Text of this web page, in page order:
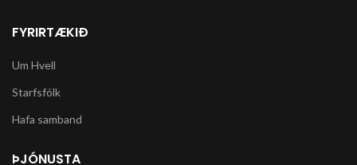
FYRIRTÆKIÐ
Um Hvell
Starfsfólk
Hafa samband
ÞJÓNUSTA